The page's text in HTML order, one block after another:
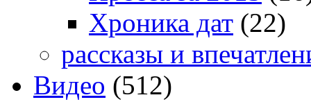
Хроника дат (22)
рассказы и
Видео (512)